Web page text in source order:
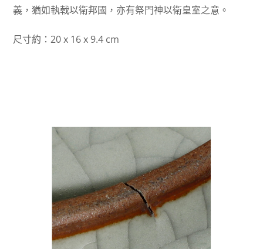
義，猶如執戟以衛邦國，亦有祭門神以衛皇室之意。
尺寸約：20 x 16 x 9.4 cm